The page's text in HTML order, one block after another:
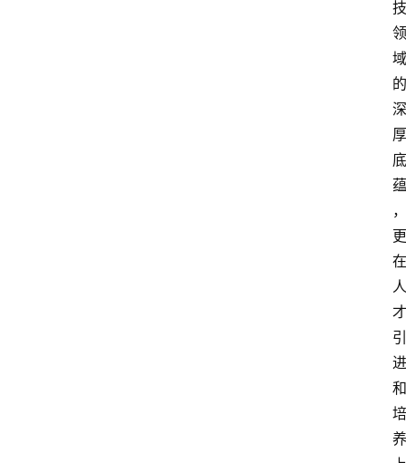
技
领
域
的
深
厚
底
蕴
，
更
在
人
才
引
进
和
培
养